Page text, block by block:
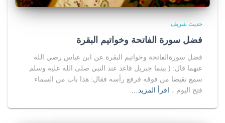
حديث شريف
فضل سورة الفاتحة وخواتيم البقرة
فضل سورةالفاتحة وخواتيم البقرة عن ابن عباس رضي الله
عنهما قال: ( بينما جبريل قاعد عند النبي صلى الله عليه وسلم
سمع نقيضا من فوقه فرفع رأسه فقال: هذا باب من السماء
فتح اليوم ، اقرأ المزيد…